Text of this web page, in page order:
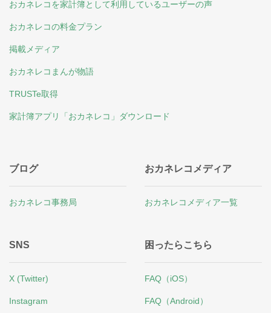
おカネレコを家計簿として利用しているユーザーの声
おカネレコの料金プラン
掲載メディア
おカネレコまんが物語
TRUSTe取得
家計簿アプリ「おカネレコ」ダウンロード
ブログ
おカネレコ事務局
おカネレコメディア
おカネレコメディア一覧
SNS
X (Twitter)
Instagram
困ったらこちら
FAQ（iOS）
FAQ（Android）